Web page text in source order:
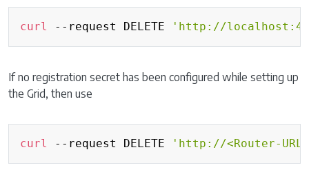
curl --request DELETE 'http://
If no registration secret has been configured while setting up
the Grid, then use
curl --request DELETE 'http://<Router-